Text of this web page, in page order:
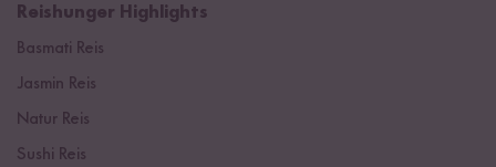
Reishunger Highlights
Basmati Reis
Jasmin Reis
Natur Reis
Sushi Reis